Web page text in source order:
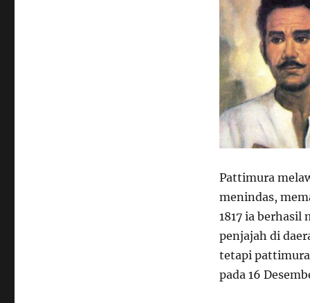
Pattimura
menindas,
1817 ia
penjajah di
tetapi
pada 16